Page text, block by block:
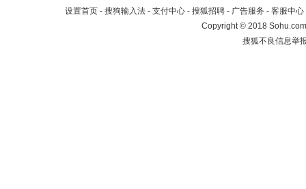
设置首页 - 搜狗输入法 - 支付中心 - 搜狐招聘 - 广告服务 - 客服中心
Copyright©2018
搜狐不良信息举